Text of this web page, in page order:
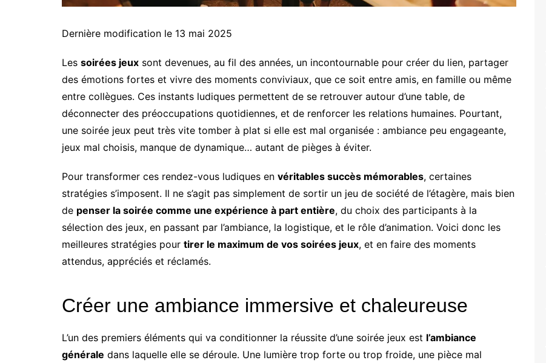
Dernière modification le 13 mai 2025
Les soirées jeux sont devenues, au fil des années, un incontournable pour créer du lien, partager
des émotions fortes et vivre des moments conviviaux, que ce soit entre amis, en famille ou même
entre collègues. Ces instants ludiques permettent de se retrouver autour d’une table, de
déconnecter des préoccupations quotidiennes, et de renforcer les relations humaines. Pourtant,
une soirée jeux peut très vite tomber à plat si elle est mal organisée : ambiance peu engageante,
jeux mal choisis, manque de dynamique… autant de pièges à éviter.
Pour transformer ces rendez-vous ludiques en véritables succès mémorables, certaines
stratégies s’imposent. Il ne s’agit pas simplement de sortir un jeu de société de l’étagère, mais bien
de penser la soirée comme une expérience à part entière, du choix des participants à la
sélection des jeux, en passant par l’ambiance, la logistique, et le rôle d’animation. Voici donc les
meilleures stratégies pour tirer le maximum de vos soirées jeux, et en faire des moments
attendus, appréciés et réclamés.
Créer une ambiance immersive et chaleureuse
L’un des premiers éléments qui va conditionner la réussite d’une soirée jeux est l’ambiance
générale dans laquelle elle se déroule. Une lumière trop forte ou trop froide, une pièce mal